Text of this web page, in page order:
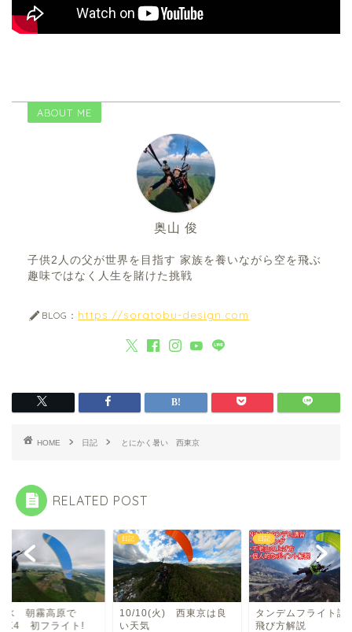
ABOUT ME
奥山 俊
子供2人の父が世界を目指す 家族を養いながら空を飛ぶ
趣味ではなく人生を賭けた挑戦
BLOG： https://soratobu-design.com
HOME 日記 とにかく暑い 西東京
RELATED POST
水 朝霧高原で
初フライト!
日記
10/10(火) 西東京は良
い天気
日記
タンデムフライト
飛び方解説